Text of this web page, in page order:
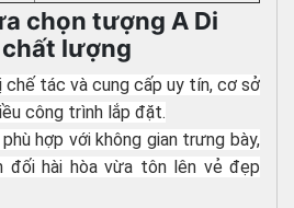
chọn tượng A Di
lượng
chế tác và cung cấp uy tín, cơ sở
công trình lắp đặt.
hợp với không gian trưng bày,
đối hài hòa vừa tôn lên vẻ đẹp